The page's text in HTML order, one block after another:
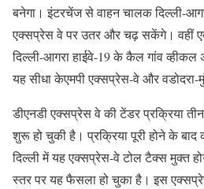
बनेगा। इंटरचेंज से वाहन चालक दिल्ली-
एक्सप्रेस वे पर उतर और चढ़ सकेंगे। वहीं
दिल्ली-आगरा हाईवे-19 के कैल गांव व्हीकल
यह सीधा केएमपी एक्सप्रेस-वे और वडोदरा-
डीएनडी एक्सप्रेस वे की टेंडर प्रक्रिया
शुरू हो चुकी है। प्रक्रिया पूरी होने के बाद
दिल्ली में यह एक्सप्रेस-वे टोल टैक्स मुक्त
स्तर पर यह फैसला हो चुका है। इस